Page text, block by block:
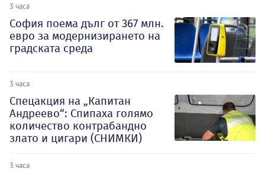
3 часа
София поема дълг от 367 млн.
евро за модернизирането на
градската среда
3 часа
Спецакция на „Капитан
Андреево“: Спипаха голямо
количество контрабандно
злато и цигари (СНИМКИ)
3 часа